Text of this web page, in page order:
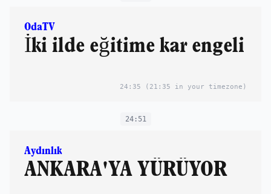
OdaTV
İki ilde eğitime kar engeli
24:35 (21:35 in your timezone)
24:51
Aydınlık
ANKARA'YA YÜRÜYOR